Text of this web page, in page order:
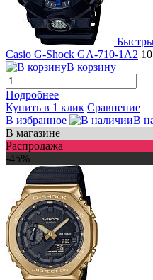
Casio G-Shock GA-710-1A2
В корзину
Подробнее
Купить в 1 клик Сравнение
В избранное
В
В магазине
Распродажа
-45%